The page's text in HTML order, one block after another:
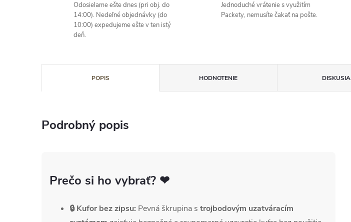
Odosielame ešte dnes (pri obj. do
14:00). Nedeľné objednávky (do
10:00) expedujeme ešte v ten istý
deň.
Jednoduché vrátenie s využitím
Packety, nemusíte čakať na pošte.
POPIS HODNOTENIE DISKUSIA
Podrobný popis
Prečo si ho vybrať? ❤
🔒 Kufor bez zipsu: Pevná škrupina s trojbodovým uzatváracím